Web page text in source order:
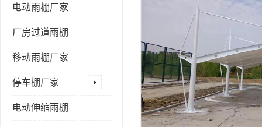
电动雨棚厂家
厂房过道雨棚
移动雨棚厂家
停车棚厂家
电动伸缩雨棚